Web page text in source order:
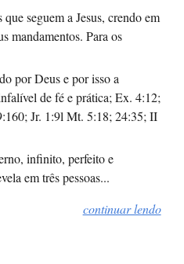
que seguem a Jesus, crendo em
mandamentos. Para os
por Deus e por isso a
de fé e prática; Ex. 4:12;
Jr. 1:9l Mt. 5:18; 24:35; II
infinito, perfeito e
em três pessoas...
continuar lendo